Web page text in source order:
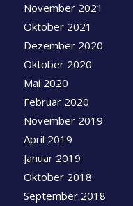
November 2021
Oktober 2021
Dezember 2020
Oktober 2020
Mai 2020
Februar 2020
November 2019
April 2019
Januar 2019
Oktober 2018
September 2018